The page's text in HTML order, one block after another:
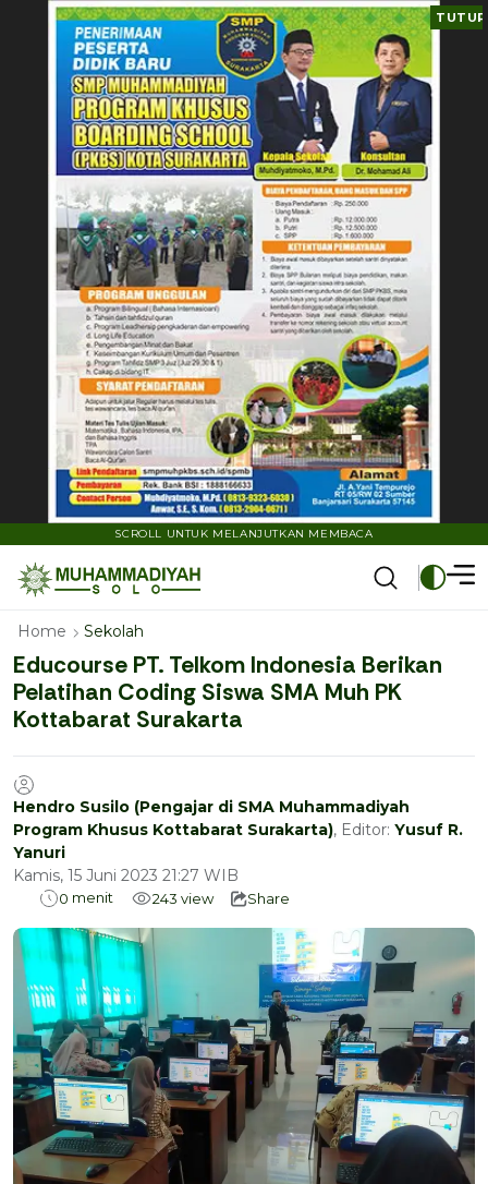
TUTUP
SCROLL UNTUK MELANJUTKAN MEMBACA
Home Sekolah
Educourse PT. Telkom Indonesia Berikan
Pelatihan Coding Siswa SMA Muh PK
Kottabarat Surakarta
Hendro Susilo (Pengajar di SMA Muhammadiyah
Program Khusus Kottabarat Surakarta), Editor: Yusuf R.
Yanuri
Kamis, 15 Juni 2023 21:27 WIB
0 menit 243 view Share